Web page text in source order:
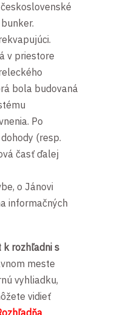
v priestore
bola budovaná
Po
(resp.
časť ďalej
o Jánovi
informačných
k rozhľadni s
meste
vyhliadku,
vidieť